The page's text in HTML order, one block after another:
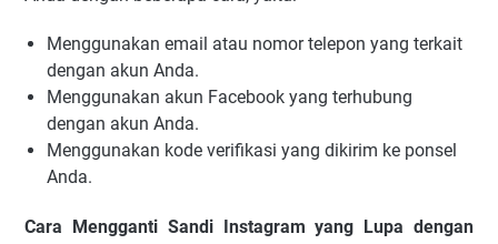
Menggunakan email atau nomor telepon yang terkait
dengan akun Anda.
Menggunakan akun Facebook yang terhubung
dengan akun Anda.
Menggunakan kode verifikasi yang dikirim ke ponsel
Anda.
Cara Mengganti Sandi Instagram yang Lupa dengan